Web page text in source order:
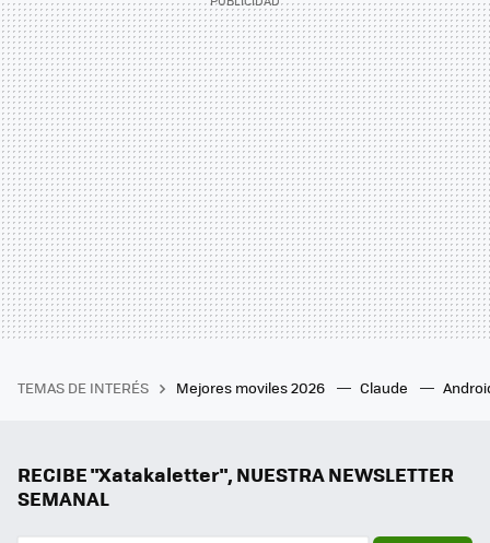
TEMAS DE INTERÉS Mejores moviles 2026 Claude
RECIBE "Xatakaletter", NUESTRA NEWSLETTER
SEMANAL